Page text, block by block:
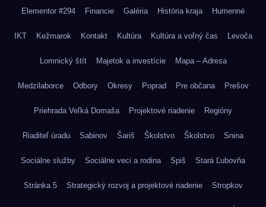
Elementor #294 Financie Galéria História kraja Humenné
IKT Kežmarok Kontakt Kultúra Kultúra a voľný čas Levoča
Lomnický štít Majetok a investície Mapa – Adresa
Medzilaborce Odbory Okresy Poprad Pre občana Prešov
Priehrada Veľká Domaša Projektové riadenie Regióny
Riaditeľ úradu Sabinov Šariš Školstvo Školstvo Snina
Sociálne služby Sociálne veci a rodina Spiš Stará Ľubovňa
Stránka 5 Strategický rozvoj a projektové riadenie Stropkov